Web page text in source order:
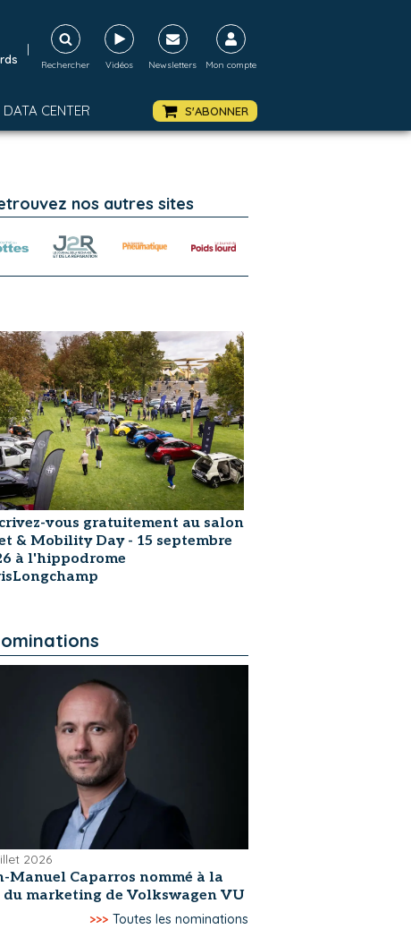
|
Rechercher Vidéos Newsletters Mon compte
DATA CENTER S'ABONNER
nos autres sites
vous gratuitement au salon
& Mobility Day - 15 septembre
à l'hippodrome
2026
Manuel Caparros nommé à la
du marketing de Volkswagen VU
>>> Toutes les nominations